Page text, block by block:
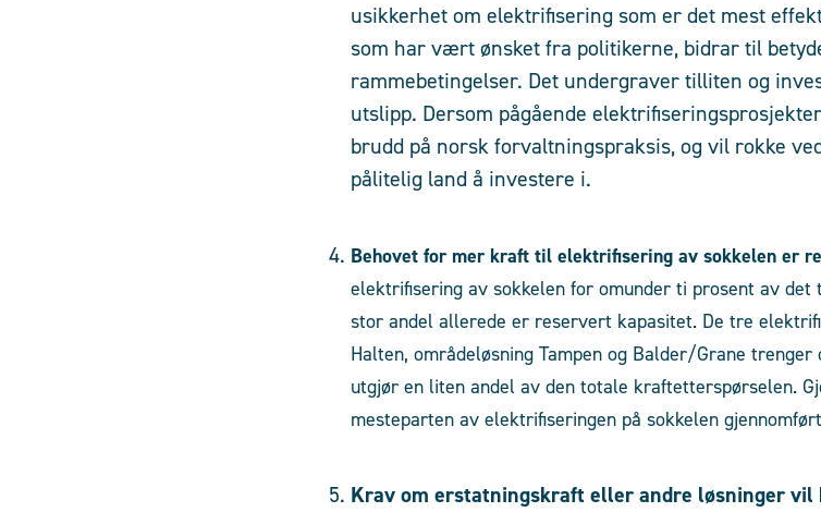
usikkerhet om elektrifisering som er det mest
som har vært ønsket fra politikerne, bidrar til
rammebetingelser. Det undergraver tilliten og
utslipp. Dersom pågående
brudd på norsk forvaltningspraksis, og vil rokke
pålitelig land å investere i.
Behovet for mer kraft til elektrifisering av sokkelen er
elektrifisering av sokkelen for omunder ti prosent av
stor andel allerede er reservert kapasitet. De tre
Halten, områdeløsning Tampen og Balder/Grane
utgjør en liten andel av den totale kraftetterspørselen.
mesteparten av elektrifiseringen på sokkelen
Krav om erstatningskraft eller andre løsninger vil